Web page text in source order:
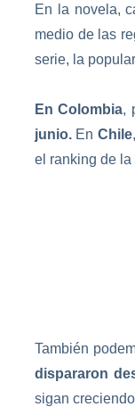
En la novela,
medio de las
serie, la
En Colombia,
junio. En Chile
el ranking de la
También
dispararon
sigan